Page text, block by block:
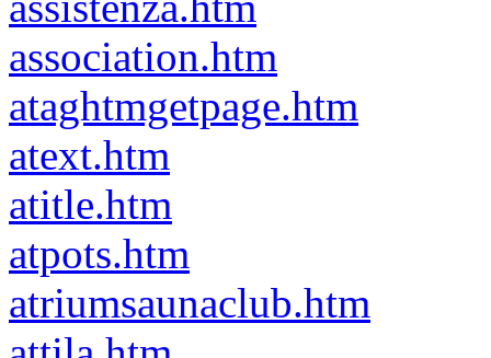
association.htm
ataghtmgetpage.htm
atext.htm
atitle.htm
atpots.htm
atriumsaunaclub.htm